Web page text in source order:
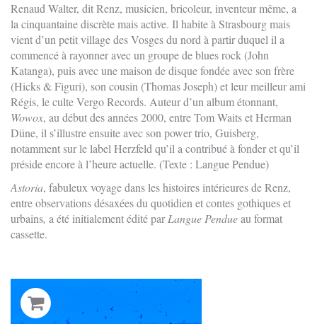
Renaud Walter, dit Renz, musicien, bricoleur, inventeur même, a
la cinquantaine discrète mais active. Il habite à Strasbourg mais
vient d’un petit village des Vosges du nord à partir duquel il a
commencé à rayonner avec un groupe de blues rock (John
Katanga), puis avec une maison de disque fondée avec son frère
(Hicks & Figuri), son cousin (Thomas Joseph) et leur meilleur ami
Régis, le culte Vergo Records. Auteur d’un album étonnant,
Wowox, au début des années 2000, entre Tom Waits et Herman
Düne, il s’illustre ensuite avec son power trio, Guisberg,
notamment sur le label Herzfeld qu’il a contribué à fonder et qu’il
préside encore à l’heure actuelle. (Texte : Langue Pendue)
Astoria, fabuleux voyage dans les histoires intérieures de Renz,
entre observations désaxées du quotidien et contes gothiques et
urbains, a été initialement édité parLangue Pendueau format
cassette.